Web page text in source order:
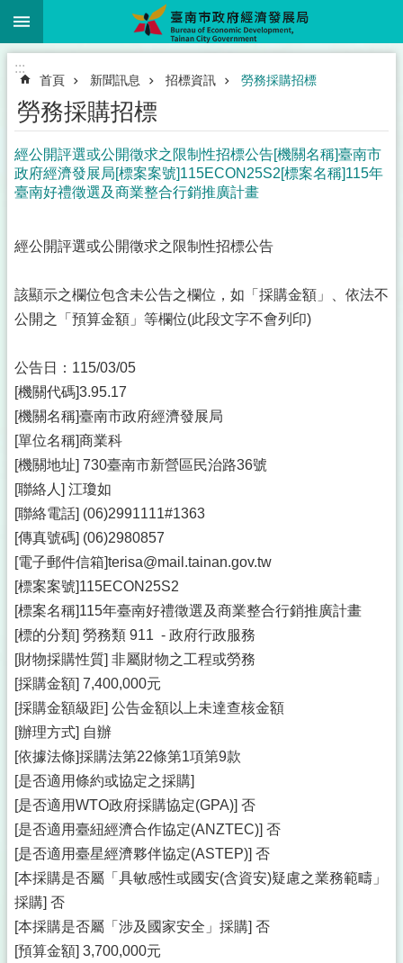
跳到主要內容區塊
:::
首頁 新聞訊息 招標資訊 勞務採購招標
勞務採購招標
經公開評選或公開徵求之限制性招標公告[機關名稱]臺南市
政府經濟發展局[標案案號]115ECON25S2[標案名稱]115年
臺南好禮徵選及商業整合行銷推廣計畫
經公開評選或公開徵求之限制性招標公告
該顯示之欄位包含未公告之欄位，如「採購金額」、依法不
公開之「預算金額」等欄位(此段文字不會列印)
公告日：115/03/05
[機關代碼]3.95.17
[機關名稱]臺南市政府經濟發展局
[單位名稱]商業科
[機關地址] 730臺南市新營區民治路36號
[聯絡人] 江瓊如
[聯絡電話] (06)2991111#1363
[傳真號碼] (06)2980857
[電子郵件信箱]terisa@mail.tainan.gov.tw
[標案案號]115ECON25S2
[標案名稱]115年臺南好禮徵選及商業整合行銷推廣計畫
[標的分類] 勞務類 911 - 政府行政服務
[財物採購性質] 非屬財物之工程或勞務
[採購金額] 7,400,000元
[採購金額級距] 公告金額以上未達查核金額
[辦理方式] 自辦
[依據法條]採購法第22條第1項第9款
[是否適用條約或協定之採購]
[是否適用WTO政府採購協定(GPA)] 否
[是否適用臺紐經濟合作協定(ANZTEC)] 否
[是否適用臺星經濟夥伴協定(ASTEP)] 否
[本採購是否屬「具敏感性或國安(含資安)疑慮之業務範疇」
採購] 否
[本採購是否屬「涉及國家安全」採購] 否
[預算金額] 3,700,000元